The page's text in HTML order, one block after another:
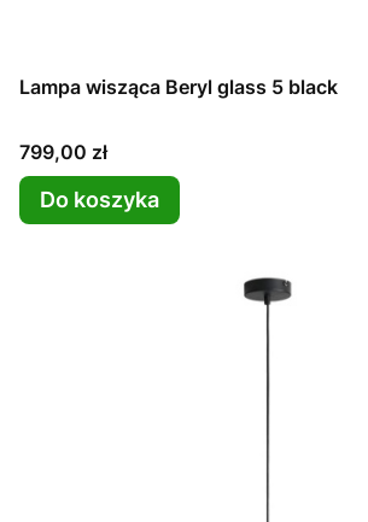
Lampa wisząca Beryl glass 5 black
Cena
799,00 zł
Do koszyka